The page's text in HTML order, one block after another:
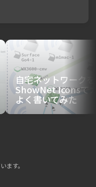
自宅ネットワークを
ShowNet Iconsで
よく書いてみた
ます。